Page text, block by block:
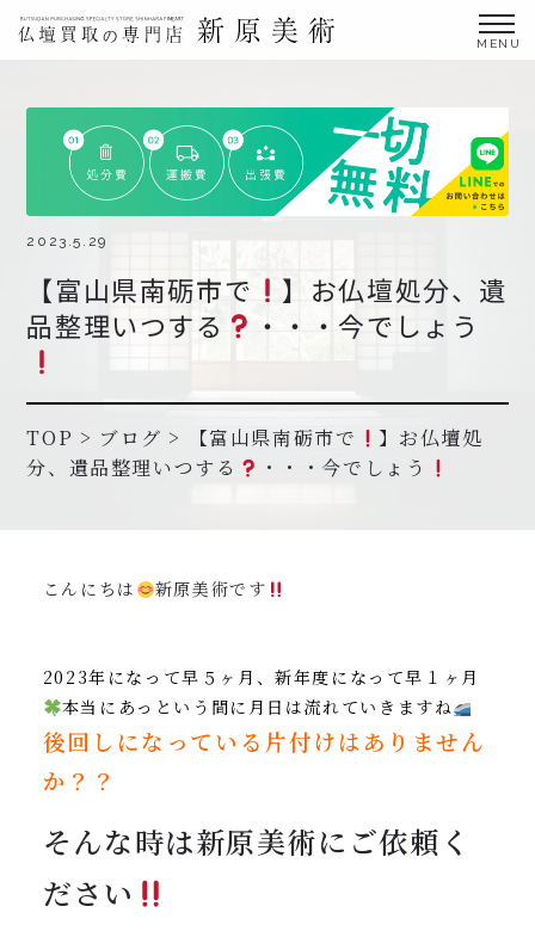
仏壇買取サービス
買取ステップ・お仏壇処分の流れ
ブログ
北陸三県外の方
よくあるご質問
協力店募集について
受付時間：24時間受付 定休日：なし
2023.5.29
【富山県南砺市で
】お仏壇処分、遺
品整理いつする
・・・今でしょう
TOP > ブログ > 【富山県南砺市で
】お仏壇処
分、遺品整理いつする
・・・今でしょう
こんにちは 新原美術です
2023年になって早５ヶ月、新年度になって早１ヶ月
本当にあっという間に月日は流れていきますね
後回しになっている片付けはありません
か？？
そんな時は新原美術にご依頼く
ださい